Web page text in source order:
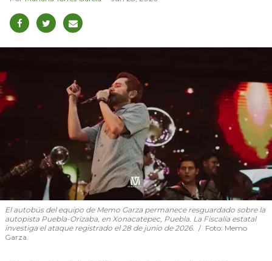
El autobús del equipo de Memo Garza permanece resguardado sobre la
autopista Puebla-Orizaba, en Xonacatepec, Puebla. La Fiscalía estatal
investiga el ataque registrado el 28 de junio de 2026.
Foto: Memo
Garza.